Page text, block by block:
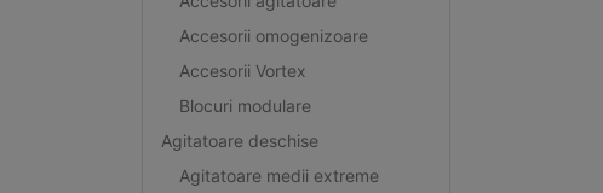
Accesorii omogenizoare
Accesorii Vortex
Blocuri modulare
Agitatoare deschise
Agitatoare medii extreme